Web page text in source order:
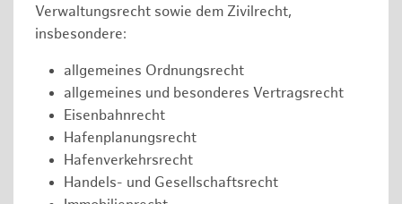
Verwaltungsrecht sowie dem Zivilrecht,
insbesondere:
allgemeines Ordnungsrecht
allgemeines und besonderes Vertragsrecht
Eisenbahnrecht
Hafenplanungsrecht
Hafenverkehrsrecht
Handels- und Gesellschaftsrecht